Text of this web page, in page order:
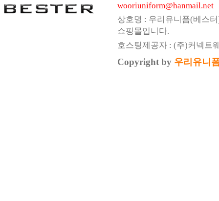
wooriuniform@hanmail.net
상호명 : 우리유니폼(베스
쇼핑몰입니다.
호스팅제공자 : (주)커넥트
Copyright by 우리유니